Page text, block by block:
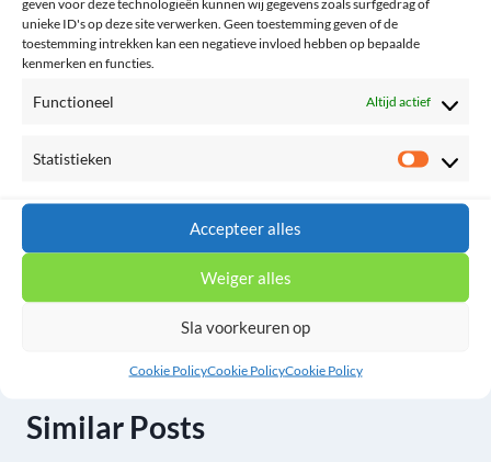
unieke ID's op deze site verwerken. Geen toestemming geven of de
toestemming intrekken kan een negatieve invloed hebben op bepaalde
kenmerken en functies.
Functioneel Altijd actief
Statistieken
Accepteer alles
Weiger alles
Sla voorkeuren op
Cookie PolicyCookie PolicyCookie Policy
Berichtnavigatie
Songs of praise
Een muzikaal verhaal
Similar Posts